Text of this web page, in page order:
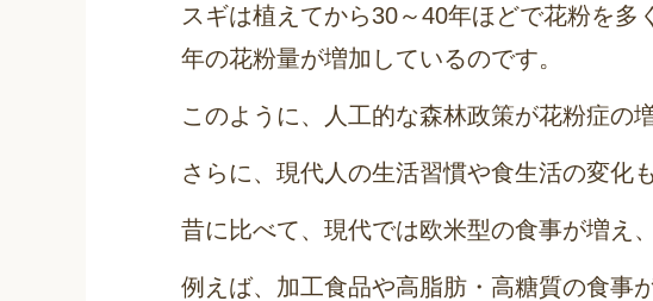
スギは植えてから30～40年ほどで花粉を
年の花粉量が増加しているのです。
このように、人工的な森林政策が花粉症の
さらに、現代人の生活習慣や食生活の変化
昔に比べて、現代では欧米型の食事が増え
例えば、加工食品や高脂肪・高糖質の食事